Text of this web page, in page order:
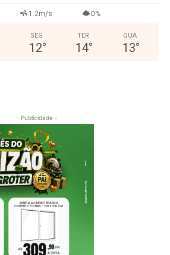
1.2m/s 0%
SEG
12°
TER
14°
QUA
13°
- Publicidade -